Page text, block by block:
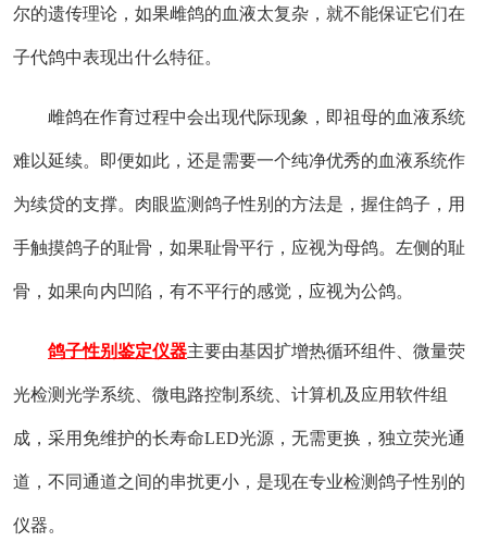
尔的遗传理论，如果雌鸽的血液太复杂，就不能保证它们在
子代鸽中表现出什么特征。
雌鸽在作育过程中会出现代际现象，即祖母的血液系统
难以延续。即便如此，还是需要一个纯净优秀的血液系统作
为续贷的支撑。肉眼监测鸽子性别的方法是，握住鸽子，用
手触摸鸽子的耻骨，如果耻骨平行，应视为母鸽。左侧的耻
骨，如果向内凹陷，有不平行的感觉，应视为公鸽。
鸽子性别鉴定仪器主要由基因扩增热循环组件、微量荧
光检测光学系统、微电路控制系统、计算机及应用软件组
成，采用免维护的长寿命LED光源，无需更换，独立荧光通
道，不同通道之间的串扰更小，是现在专业检测鸽子性别的
仪器。